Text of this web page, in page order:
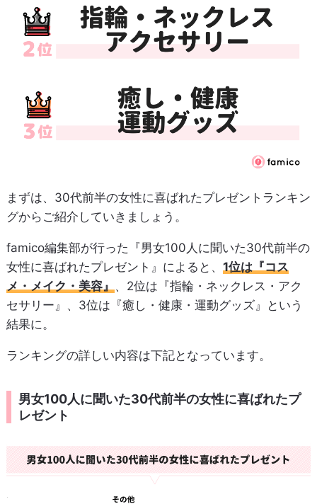
まずは、30代前半の女性に喜ばれたプレゼントランキン
グからご紹介していきましょう。
famico編集部が行った『男女100人に聞いた30代前半の
女性に喜ばれたプレゼント』によると、 1位は『コス
メ・メイク・美容』、2位は『指輪・ネックレス・アク
セサリー』、3位は『癒し・健康・運動グッズ』という
結果に。
ランキングの詳しい内容は下記となっています。
男女100人に聞いた30代前半の女性に喜ばれたプ
レゼント